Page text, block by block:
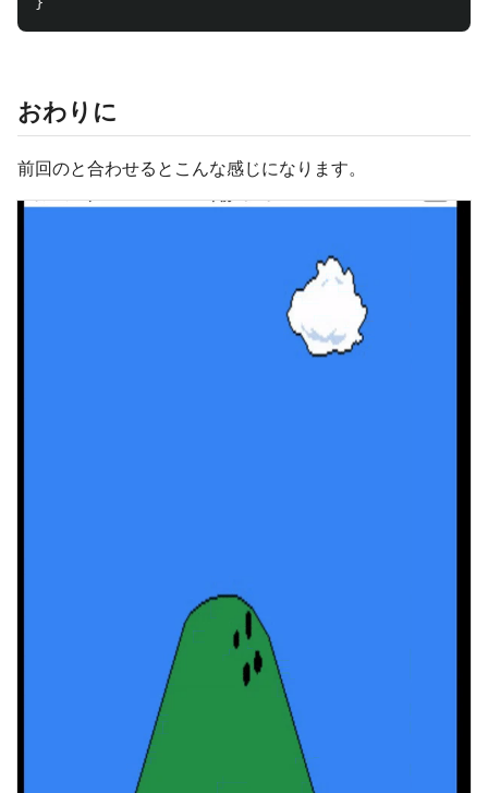
おわりに
前回のと合わせるとこんな感じになります。